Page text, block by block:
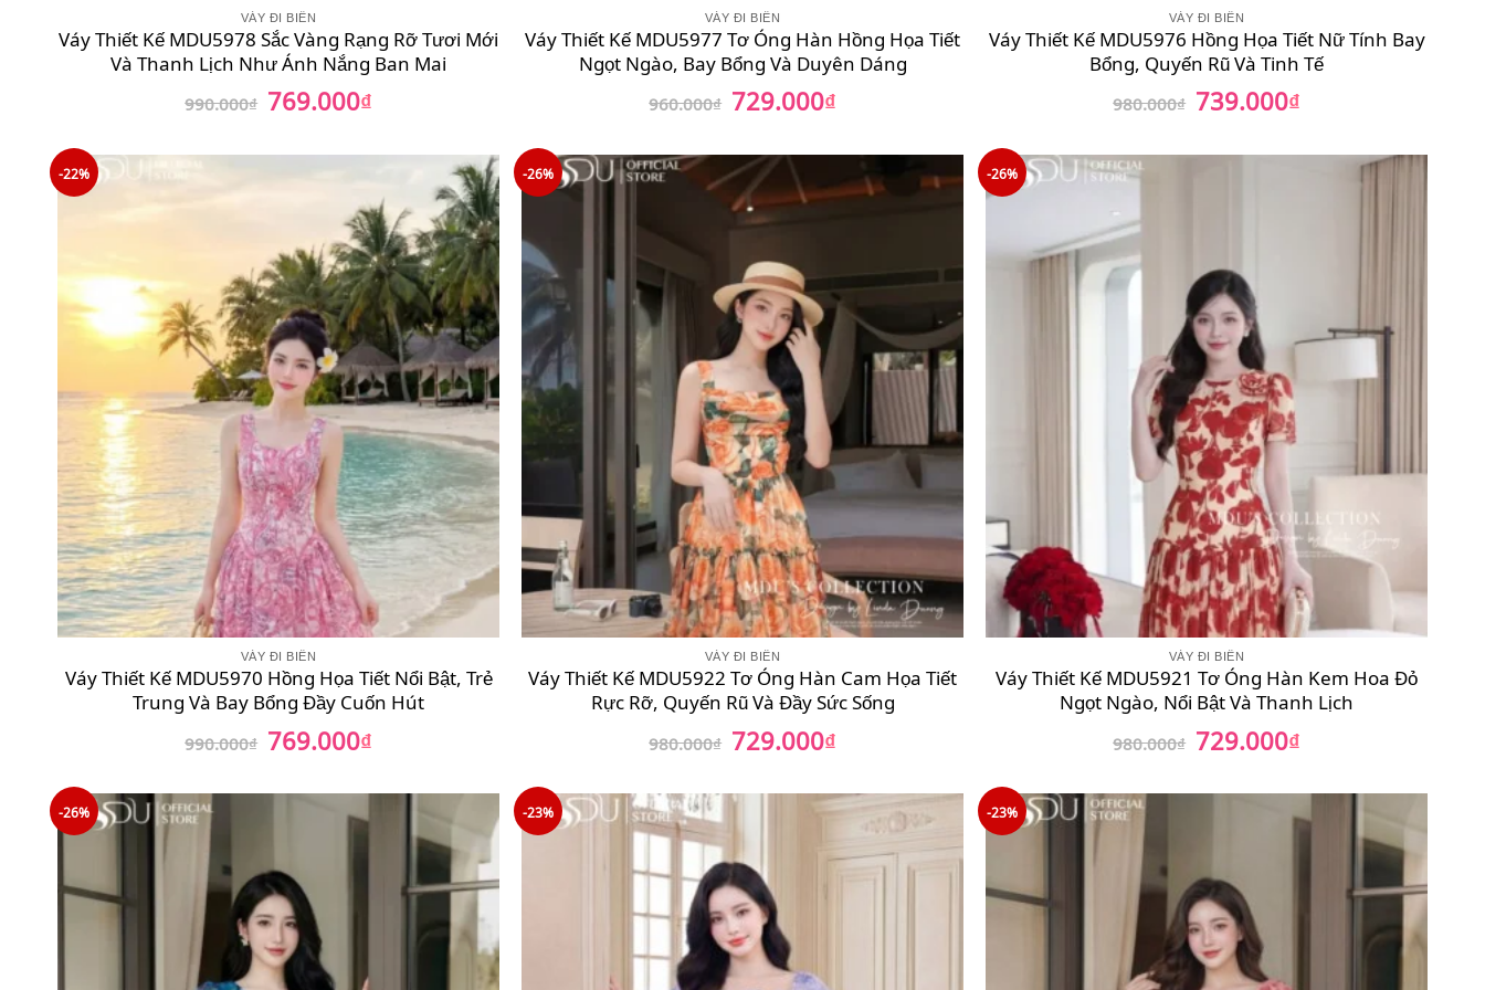
VÁY ĐI BIỂN
Váy Thiết Kế MDU5978 Sắc Vàng Rạng Rỡ Tươi Mới
Và Thanh Lịch Như Ánh Nắng Ban Mai
990.000₫ Giá
gốc
769.000₫Giá
hiện
769.000₫.
VÁY ĐI BIỂN
Váy Thiết Kế MDU5977 Tơ Óng Hàn Hồng Họa Tiết
Ngọt Ngào, Bay Bổng Và Duyên Dáng
960.000₫ Giá
gốc
729.000₫Giá
hiện
729.000₫.
VÁY ĐI BIỂN
Váy Thiết Kế MDU5976 Hồng Họa Tiết Nữ Tính Bay
Bổng, Quyến Rũ Và Tinh Tế
980.000₫ Giá
gốc
739.000₫Giá
hiện
739.000₫.
-22%
VÁY ĐI BIỂN
Váy Thiết Kế MDU5970 Hồng Họa Tiết Nổi Bật, Trẻ
Trung Và Bay Bổng Đầy Cuốn Hút
990.000₫ Giá
gốc
769.000₫Giá
hiện
769.000₫.
-26%
VÁY ĐI BIỂN
Váy Thiết Kế MDU5922 Tơ Óng Hàn Cam Họa Tiết
Rực Rỡ, Quyến Rũ Và Đầy Sức Sống
980.000₫ Giá
gốc
729.000₫Giá
hiện
729.000₫.
-26%
VÁY ĐI BIỂN
Váy Thiết Kế MDU5921 Tơ Óng Hàn Kem Hoa Đỏ
Ngọt Ngào, Nổi Bật Và Thanh Lịch
980.000₫ Giá
gốc
729.000₫Giá
hiện
729.000₫.
-26% -23% -23%